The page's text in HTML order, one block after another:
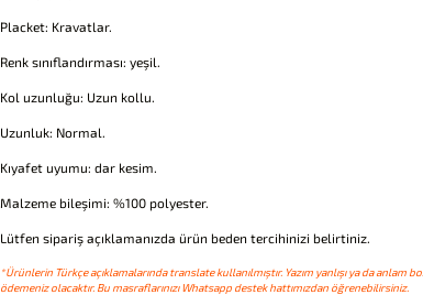
Placket: Kravatlar.
Renk sınıflandırması: yeşil.
Kol uzunluğu: Uzun kollu.
Uzunluk: Normal.
Kıyafet uyumu: dar kesim.
Malzeme bileşimi: %100 polyester.
Lütfen sipariş açıklamanızda ürün beden tercihinizi belirtiniz.
*Ürünlerin Türkçe açıklamalarında translate kullanılmıştır. Yazım yanlışı ya da
ödemeniz olacaktır. Bu masraflarınızı Whatsapp destek hattımızdan öğrenebilirsiniz.